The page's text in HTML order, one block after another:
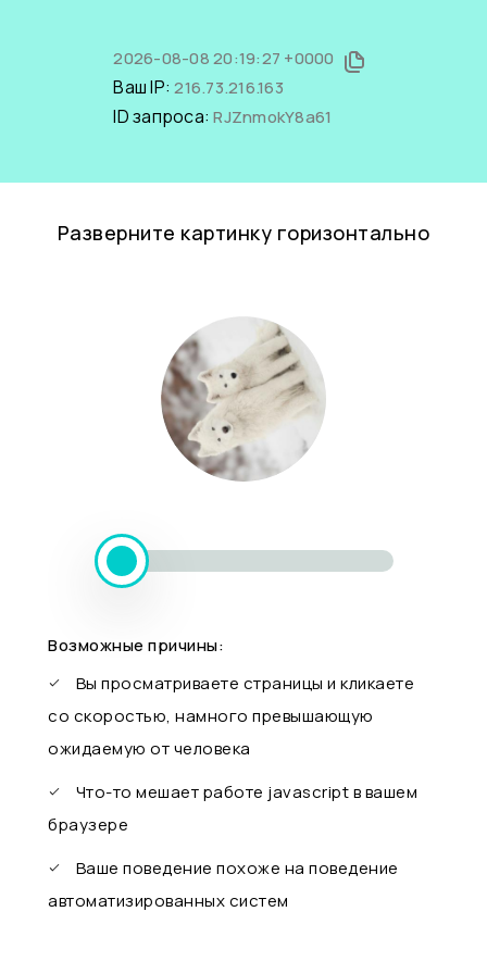
2026-08-08 20:19:27 +0000
Ваш IP:216.73.216.163
ID запроса:RJZnmokY8a61
Разверните картинку горизонтально
Возможные причины:
Вы просматриваете страницы и кликаете
со скоростью, намного превышающую
ожидаемую от человека
Что-то мешает работе javascript в вашем
браузере
Ваше поведение похоже на поведение
автоматизированных систем